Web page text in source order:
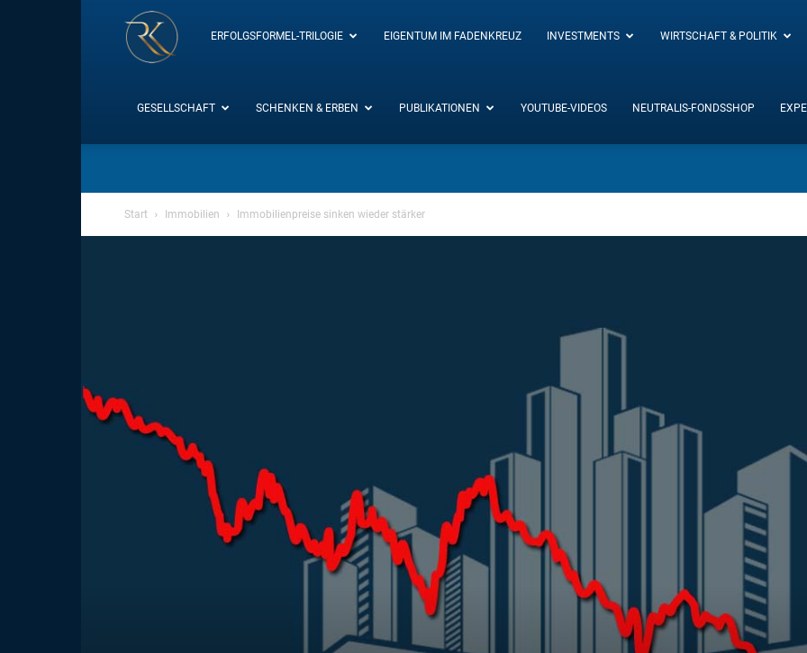
RK-
Insight
ERFOLGSFORMEL-TRILOGIE EIGENTUM IM FADENKREUZ INVESTMENTS WIRTSCHAFT & POLITIK
GESELLSCHAFT SCHENKEN & ERBEN PUBLIKATIONEN YOUTUBE-VIDEOS NEUTRALIS-FONDSSHOP
Start Immobilien Immobilienpreise sinken wieder stärker